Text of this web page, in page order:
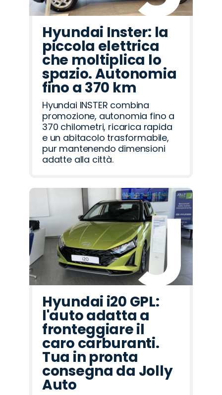
Hyundai Inster: la
piccola elettrica
che moltiplica lo
spazio. Autonomia
fino a 370 km
Hyundai INSTER combina
promozione, autonomia fino a
370 chilometri, ricarica rapida
e un abitacolo trasformabile,
pur mantenendo dimensioni
adatte alla città.
Hyundai i20 GPL:
l'auto adatta a
fronteggiare il
caro carburanti.
Tua in pronta
consegna da Jolly
Auto